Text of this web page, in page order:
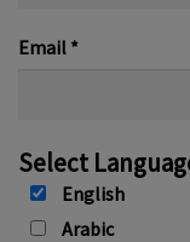
Email *
Select
English
Arabic